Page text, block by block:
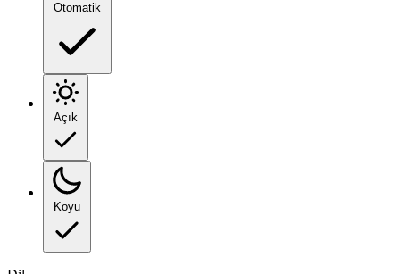
Otomatik
Açık
Koyu